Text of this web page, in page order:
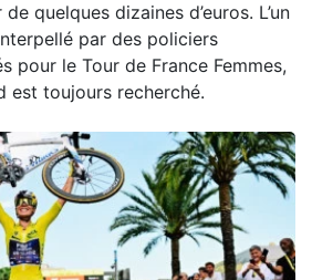
quelques dizaines d’euros. L’un
par des policiers
pour le Tour de France Femmes,
est toujours recherché.